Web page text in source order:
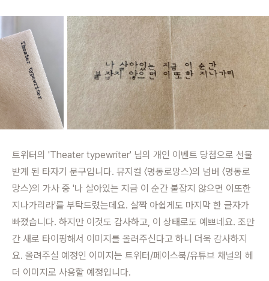
트위터의 'Theater typewriter' 님의 개인 이벤트 당첨으로 선물
받게 된 타자기 문구입니다. 뮤지컬 〈명동로망스〉의 넘버 〈명동로
망스〉의 가사 중 '나 살아있는 지금 이 순간 붙잡지 않으면 이또한
지나가리라'를 부탁드렸는데요. 살짝 아쉽게도 마지막 한 글자가
빠졌습니다. 하지만 이것도 감사하고, 이 상태로도 예쁘네요. 조만
간 새로 타이핑해서 이미지를 올려주신다고 하니 더욱 감사하지
요. 올려주실 예정인 이미지는 트위터/페이스북/유튜브 채널의 헤
더 이미지로 사용할 예정입니다.